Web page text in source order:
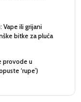
Vape ili grijani
bitke za pluća
provode u
‘rupe’)